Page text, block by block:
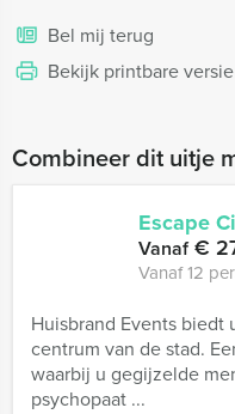
Bel mij terug
Bekijk printbare versie
Combineer dit uitje
Escape
Vanaf€
Vanaf 12
Huisbrand Events biedt
centrum van de stad.
waarbij u gegijzelde
psychopaat ...